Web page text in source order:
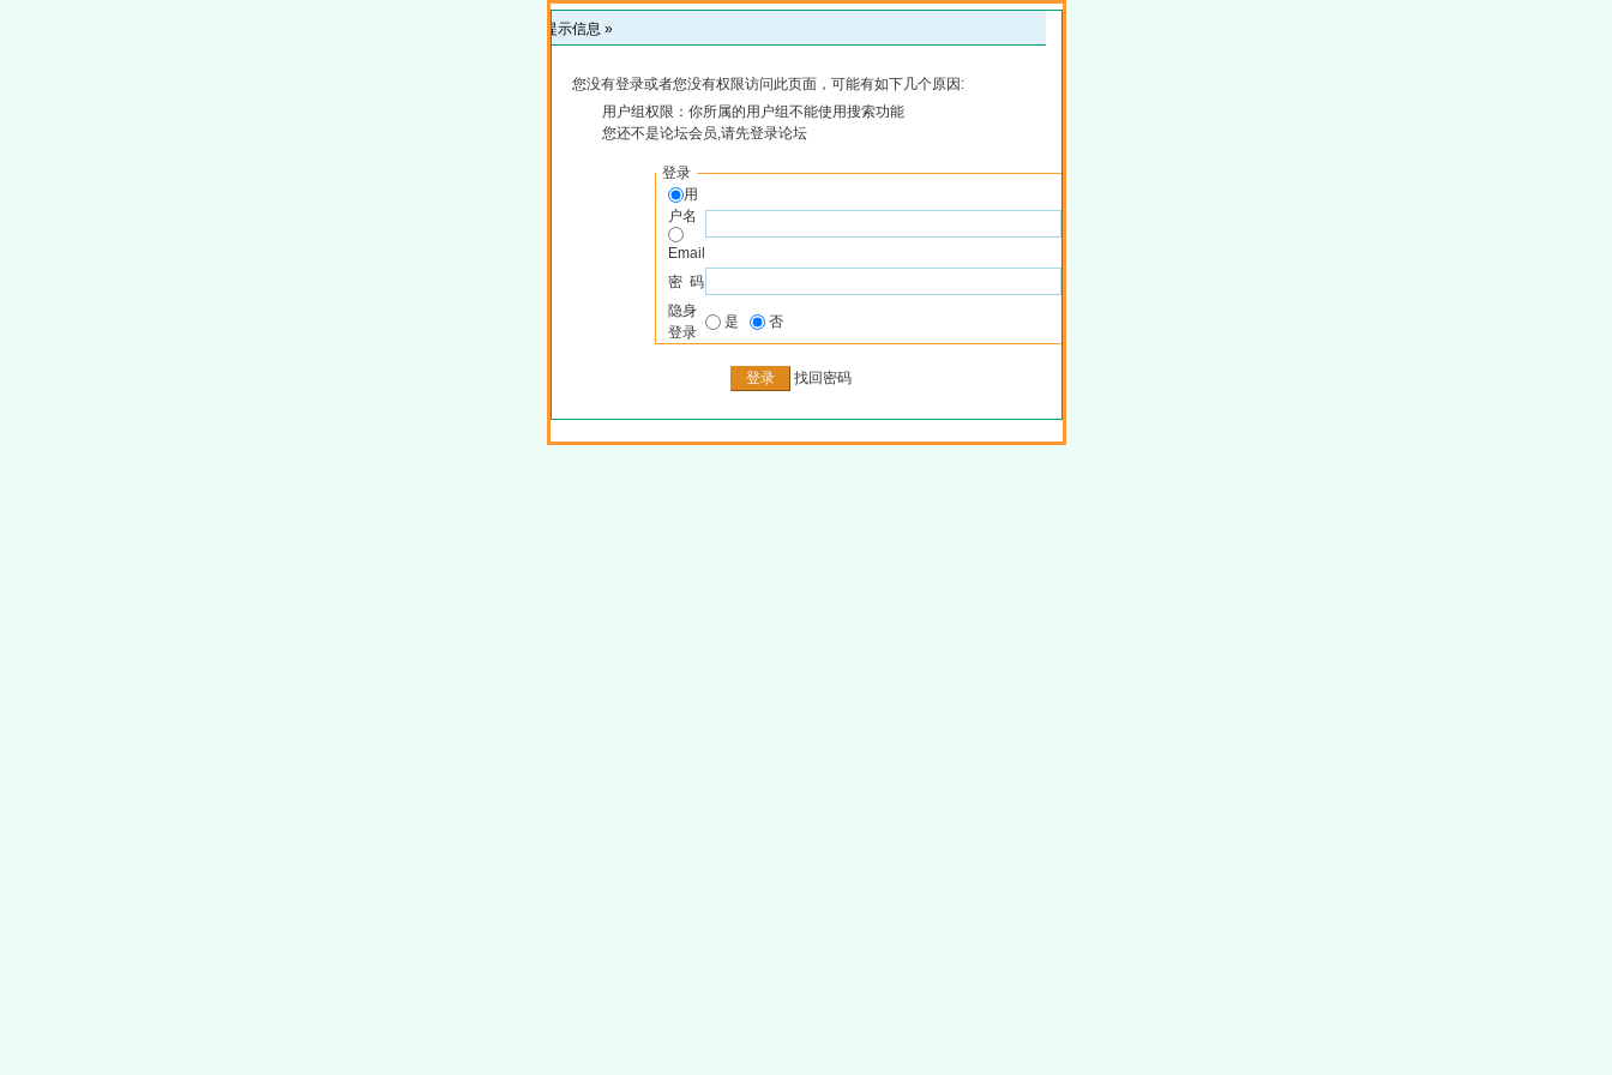
提示信息 »
您没有登录或者您没有权限访问此页面，可能有如下几个原因:
用户组权限：你所属的用户组不能使用搜索功能
您还不是论坛会员,请先登录论坛
登录
用
户名
Email
密 码
隐身
登录
是 否
找回密码